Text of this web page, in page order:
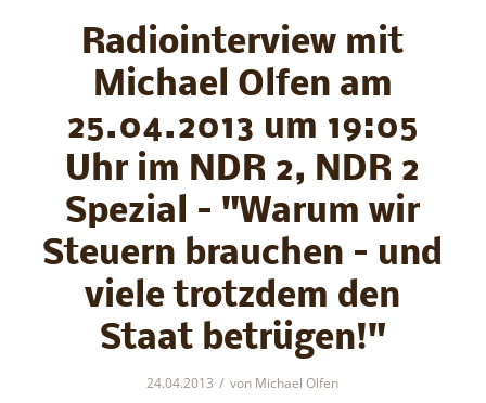
Radiointerview mit
Michael Olfen am
25.04.2013 um 19:05
Uhr im NDR 2, NDR 2
Spezial – "Warum wir
Steuern brauchen – und
viele trotzdem den
Staat betrügen!"
24.04.2013 / von Michael Olfen